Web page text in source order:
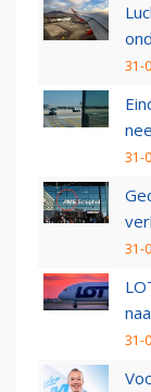
31-
31-
31-
31-